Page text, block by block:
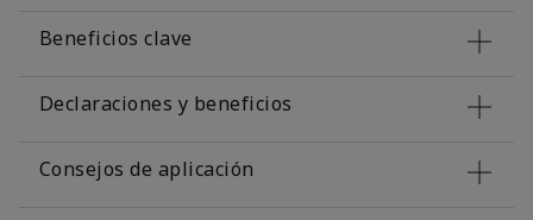
Beneficios clave
Declaraciones y beneficios
Consejos de aplicación